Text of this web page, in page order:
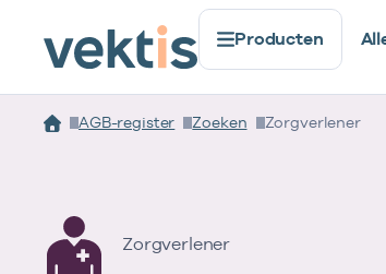
Producten
AGB-register Zoeken Zorgverlener
Zorgverlener